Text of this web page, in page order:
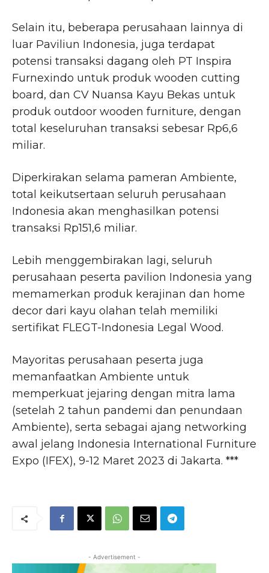
Selain itu, beberapa perusahaan lainnya di
luar Paviliun Indonesia, juga terdapat
potensi transaksi dagang oleh PT Inspira
Furnexindo untuk produk wooden cutting
board, dan CV Nuansa Kayu Bekas untuk
produk outdoor wooden furniture, dengan
total keseluruhan transaksi sebesar Rp6,6
miliar.
Diperkirakan selama pameran Ambiente,
total keikutsertaan seluruh perusahaan
Indonesia akan menghasilkan potensi
transaksi Rp151,6 miliar.
Lebih menggembirakan lagi, seluruh
perusahaan peserta pavilion Indonesia yang
memamerkan produk kerajinan dan home
decor dari kayu olahan telah memiliki
sertifikat FLEGT-Indonesia Legal Wood.
Mayoritas perusahaan peserta juga
memanfaatkan Ambiente untuk
memperkuat jejaring dengan mitra lama
(setelah 2 tahun pandemi dan penundaan
Ambiente), serta sebagai ajang networking
awal jelang Indonesia International Furniture
Expo (IFEX), 9-12 Maret 2023 di Jakarta. ***
- Advertisement -